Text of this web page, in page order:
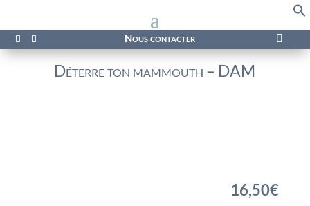
Nous contacter 
Déterre ton mammouth – DAM
16,50€